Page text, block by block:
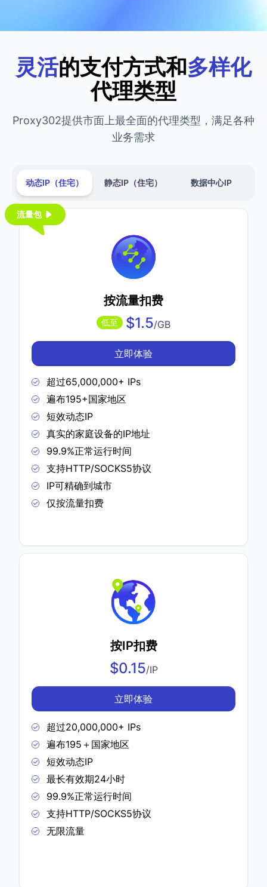
灵活的支付方式和多样化
代理类型
Proxy302提供市面上最全面的代理类型，满足各种
业务需求
动态IP（住宅） 静态IP（住宅） 数据中心IP
流量包
按流量扣费
低至 $1.5/GB
立即体验
超过65,000,000+ IPs
遍布195+国家地区
短效动态IP
真实的家庭设备的IP地址
99.9%正常运行时间
支持HTTP/SOCKS5协议
IP可精确到城市
仅按流量扣费
按IP扣费
$0.15/IP
立即体验
超过20,000,000+ IPs
遍布195＋国家地区
短效动态IP
最长有效期24小时
99.9%正常运行时间
支持HTTP/SOCKS5协议
无限流量